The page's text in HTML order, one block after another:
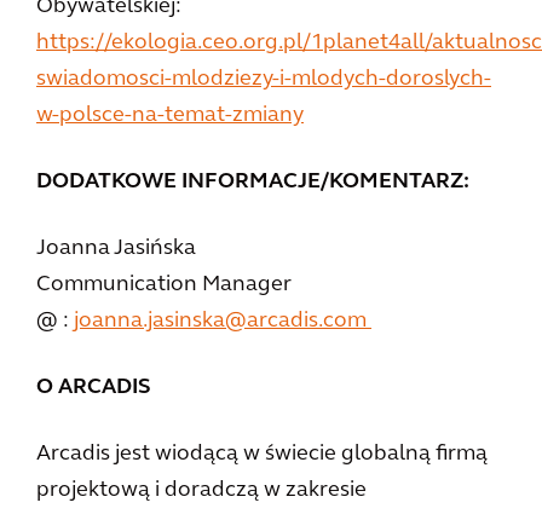
Obywatelskiej:
https://ekologia.ceo.org.pl/1planet4all/
swiadomosci-mlodziezy-i-mlodych-doroslych-
w-polsce-na-temat-zmiany
DODATKOWE INFORMACJE/KOMENTARZ:
Joanna Jasińska
Communication Manager
@ : joanna.jasinska@arcadis.com
O ARCADIS
Arcadis jest wiodącą w świecie globalną firmą
projektową i doradczą w zakresie